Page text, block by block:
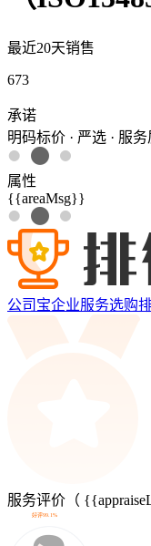
最近20天销售
673
承诺
明码标价 · 严选 · 服
属性
{{areaMsg}}
公司宝企业服务选购
服务评价（
好评99.1%